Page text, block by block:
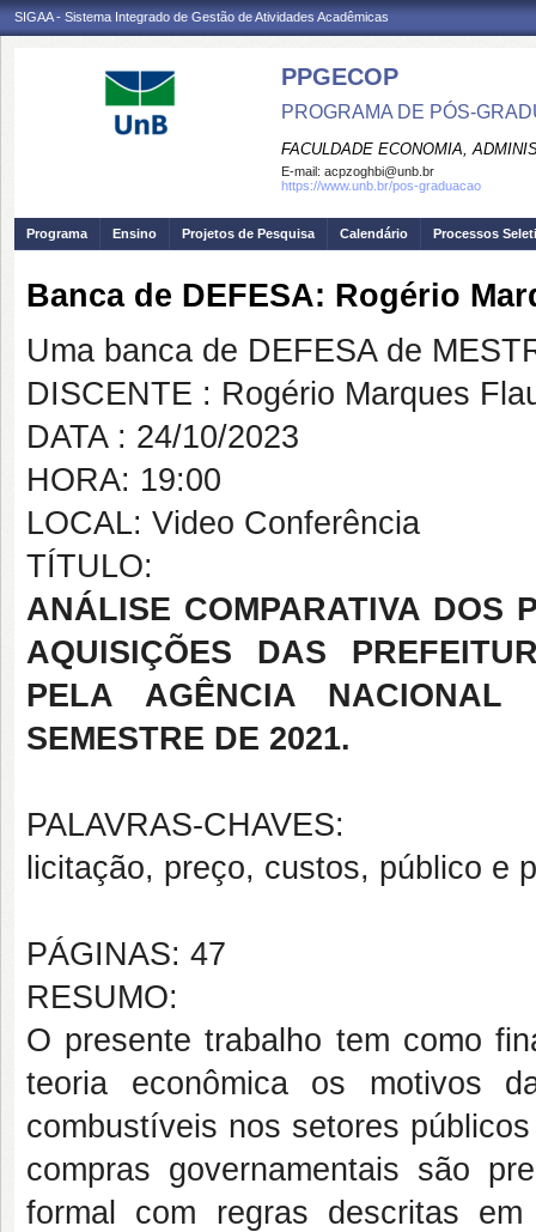
SIGAA - Sistema Integrado de Gestão de Atividades Acadêmicas
PPGECOP
PROGRAMA DE PÓS-
FACULDADE ECONOMIA,
E-mail: acpzoghbi@unb.br
https://www.unb.br/pos-graduacao
Programa Ensino Projetos de Pesquisa Calendário Processos
Banca de DEFESA: Rogério
Uma banca de DEFESA de
DISCENTE : Rogério Marques
DATA : 24/10/2023
HORA: 19:00
LOCAL: Video Conferência
TÍTULO:
ANÁLISE COMPARATIVA DOS
AQUISIÇÕES DAS
PELA AGÊNCIA
SEMESTRE DE 2021.
PALAVRAS-CHAVES:
licitação, preço, custos, público e
PÁGINAS: 47
RESUMO:
O presente trabalho tem como
teoria econômica os motivos
combustíveis nos setores
compras governamentais são
formal com regras descritas